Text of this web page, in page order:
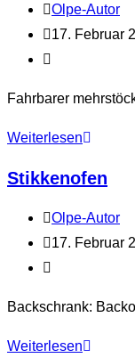
Beitrags-
Autor:
Olpe-Autor
Beitrag
veröffentlicht:
17. Februar
Beitrags-
Fahrbarer
WeiterlesenStikken
Stikkenofen
Beitrags-
Autor:
Olpe-Autor
Beitrag
veröffentlicht:
17. Februar
Beitrags-
Backschrank:
Weiterlesen